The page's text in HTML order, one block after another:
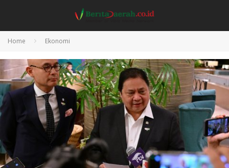
Home Ekonomi